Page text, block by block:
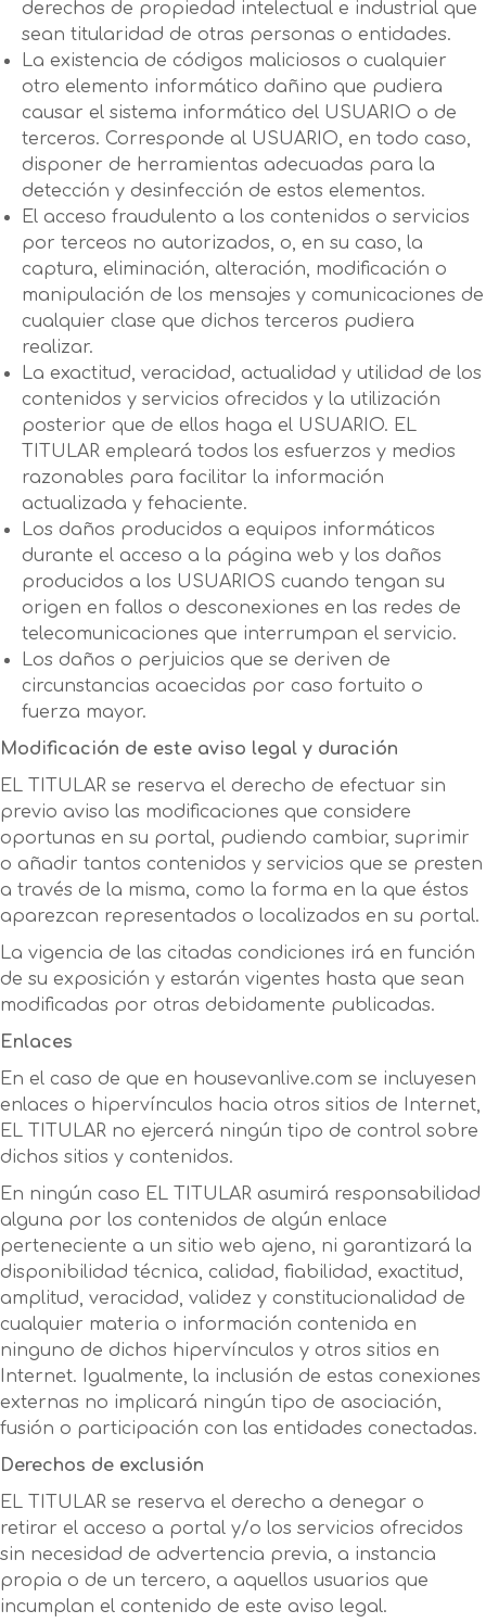
derechos de propiedad intelectual e industrial que
sean titularidad de otras personas o entidades.
La existencia de códigos maliciosos o cualquier
otro elemento informático dañino que pudiera
causar el sistema informático del USUARIO o de
terceros. Corresponde al USUARIO, en todo caso,
disponer de herramientas adecuadas para la
detección y desinfección de estos elementos.
El acceso fraudulento a los contenidos o servicios
por terceos no autorizados, o, en su caso, la
captura, eliminación, alteración, modificación o
manipulación de los mensajes y comunicaciones de
cualquier clase que dichos terceros pudiera
realizar.
La exactitud, veracidad, actualidad y utilidad de los
contenidos y servicios ofrecidos y la utilización
posterior que de ellos haga el USUARIO. EL
TITULAR empleará todos los esfuerzos y medios
razonables para facilitar la información
actualizada y fehaciente.
Los daños producidos a equipos informáticos
durante el acceso a la página web y los daños
producidos a los USUARIOS cuando tengan su
origen en fallos o desconexiones en las redes de
telecomunicaciones que interrumpan el servicio.
Los daños o perjuicios que se deriven de
circunstancias acaecidas por caso fortuito o
fuerza mayor.
Modificación de este aviso legal y duración
EL TITULAR se reserva el derecho de efectuar sin
previo aviso las modificaciones que considere
oportunas en su portal, pudiendo cambiar, suprimir
o añadir tantos contenidos y servicios que se presten
a través de la misma, como la forma en la que éstos
aparezcan representados o localizados en su portal.
La vigencia de las citadas condiciones irá en función
de su exposición y estarán vigentes hasta que sean
modificadas por otras debidamente publicadas.
Enlaces
En el caso de que en housevanlive.com se incluyesen
enlaces o hipervínculos hacia otros sitios de Internet,
EL TITULAR no ejercerá ningún tipo de control sobre
dichos sitios y contenidos.
En ningún caso EL TITULAR asumirá responsabilidad
alguna por los contenidos de algún enlace
perteneciente a un sitio web ajeno, ni garantizará la
disponibilidad técnica, calidad, fiabilidad, exactitud,
amplitud, veracidad, validez y constitucionalidad de
cualquier materia o información contenida en
ninguno de dichos hipervínculos y otros sitios en
Internet. Igualmente, la inclusión de estas conexiones
externas no implicará ningún tipo de asociación,
fusión o participación con las entidades conectadas.
Derechos de exclusión
EL TITULAR se reserva el derecho a denegar o
retirar el acceso a portal y/o los servicios ofrecidos
sin necesidad de advertencia previa, a instancia
propia o de un tercero, a aquellos usuarios que
incumplan el contenido de este aviso legal.